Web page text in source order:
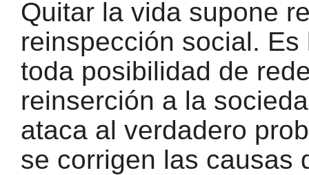
Quitar la vida supone
reinspección social.
toda posibilidad de
reinserción a la
ataca al verdadero
se corrigen las causas